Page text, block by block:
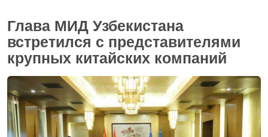
Глава МИД Узбекистана
встретился с представителями
крупных китайских компаний